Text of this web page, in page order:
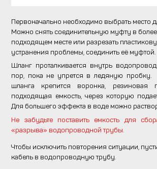
Первоначально необходимо выбрать место
Можно снять соединительную муфту в
подходящем месте или разрезать
устранения проблемы, соединить её муфтой.
Шланг проталкивается внутрь
пор, пока не упрется в ледяную
шланга крепится воронка, резиновая
подходящая емкость, через которую
Для большего эффекта в воде можно
Не забудьте поставить емкость для
«разрыва» водопроводной трубы.
Чтобы исключить повторения ситуации,
кабель в водопроводную трубу.